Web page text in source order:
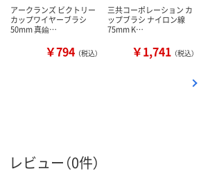
アークランズ ビクトリー
カップワイヤーブラシ
50mm 真鍮…
￥794 （税込）
三共コーポレーション カ
ップブラシ ナイロン線
75mm K…
￥1,741 （税込）
レビュー（0件）